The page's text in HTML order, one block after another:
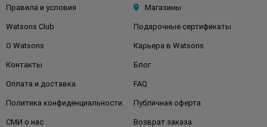
Правила и условия Магазины
Watsons Club Подарочные сертификаты
О Watsons Карьера в Watsons
Контакты Блог
Оплата и доставка FAQ
Политика конфиденциальности Публичная оферта
СМИ о нас Возврат заказа